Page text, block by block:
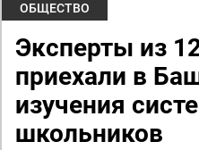
ОБЩЕСТВО
Эксперты из
приехали в
изучения
школьников